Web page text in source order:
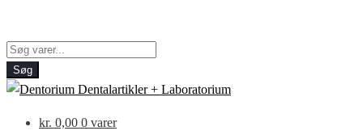
Products
search
Søg
kr. 0,00 0 varer